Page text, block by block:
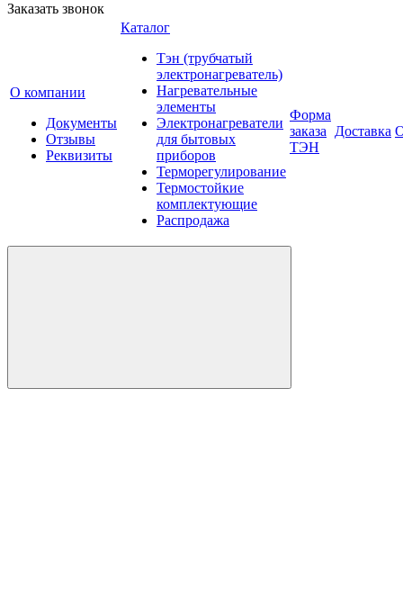
Заказать звонок
О компании
Документы
Отзывы
Реквизиты
Каталог
Тэн (трубчатый
электронагреватель)
Нагревательные
элементы
Электронагреватели
для бытовых
приборов
Терморегулирование
Термостойкие
комплектующие
Распродажа
Форма
заказа
ТЭН
Доставка